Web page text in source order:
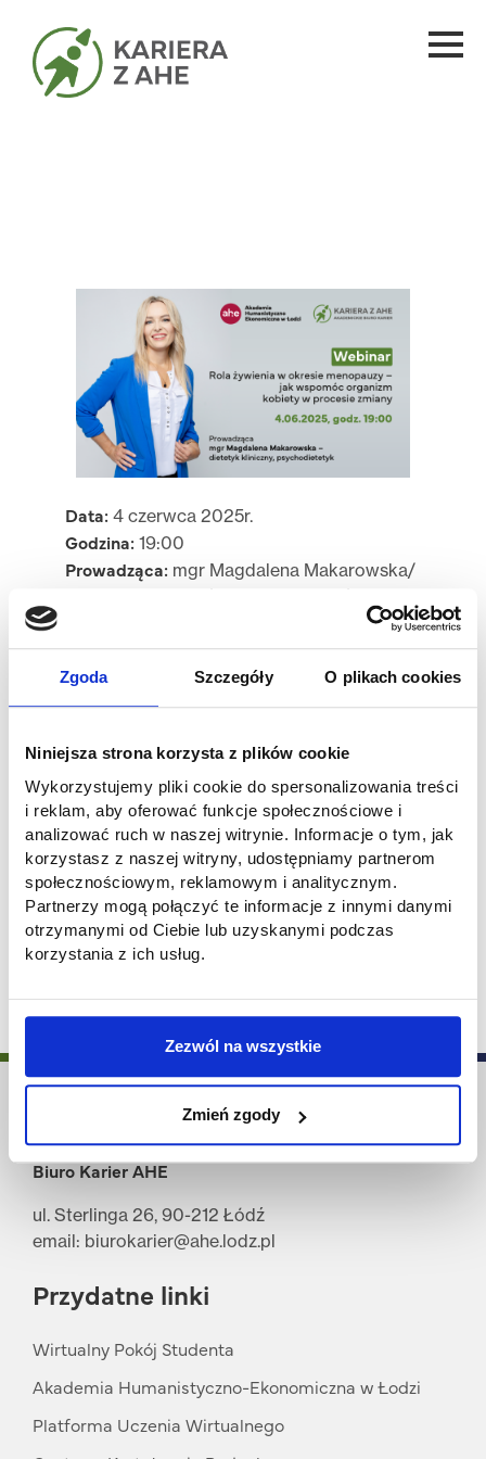
Zgoda Szczegóły O plikach cookies
Niniejsza strona korzysta z plików cookie
Wykorzystujemy pliki cookie do spersonalizowania treści
i reklam, aby oferować funkcje społecznościowe i
analizować ruch w naszej witrynie. Informacje o tym, jak
korzystasz z naszej witryny, udostępniamy partnerom
społecznościowym, reklamowym i analitycznym.
Partnerzy mogą połączyć te informacje z innymi danymi
otrzymanymi od Ciebie lub uzyskanymi podczas
korzystania z ich usług.
Zezwól na wszystkie
Zmień zgody
Data: 4 czerwca 2025r.
Godzina: 19:00
Prowadząca: mgr Magdalena Makarowska/
Menopauza to naturalny, ale wymagający
etap w życiu kobiety, w którym organizm
metabolicznych. Odpowiednie żywienie
może odegrać kluczową rolę w łagodzeniu
objawów i poprawie jakości życia.
Wydarzenie dedykowane jest studentkom
dietetyki, ale zapraszamy również wszystkie
osoby zainteresowane tematem!
Nagranie: https://youtu.be/dy1-cYnAjBg
Biuro Karier AHE
ul. Sterlinga 26, 90-212 Łódź
email: biurokarier@ahe.lodz.pl
Przydatne linki
Wirtualny Pokój Studenta
Akademia Humanistyczno-Ekonomiczna w Łodzi
Platforma Uczenia Wirtualnego